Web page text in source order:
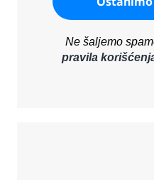
Ne šaljemo
pravila